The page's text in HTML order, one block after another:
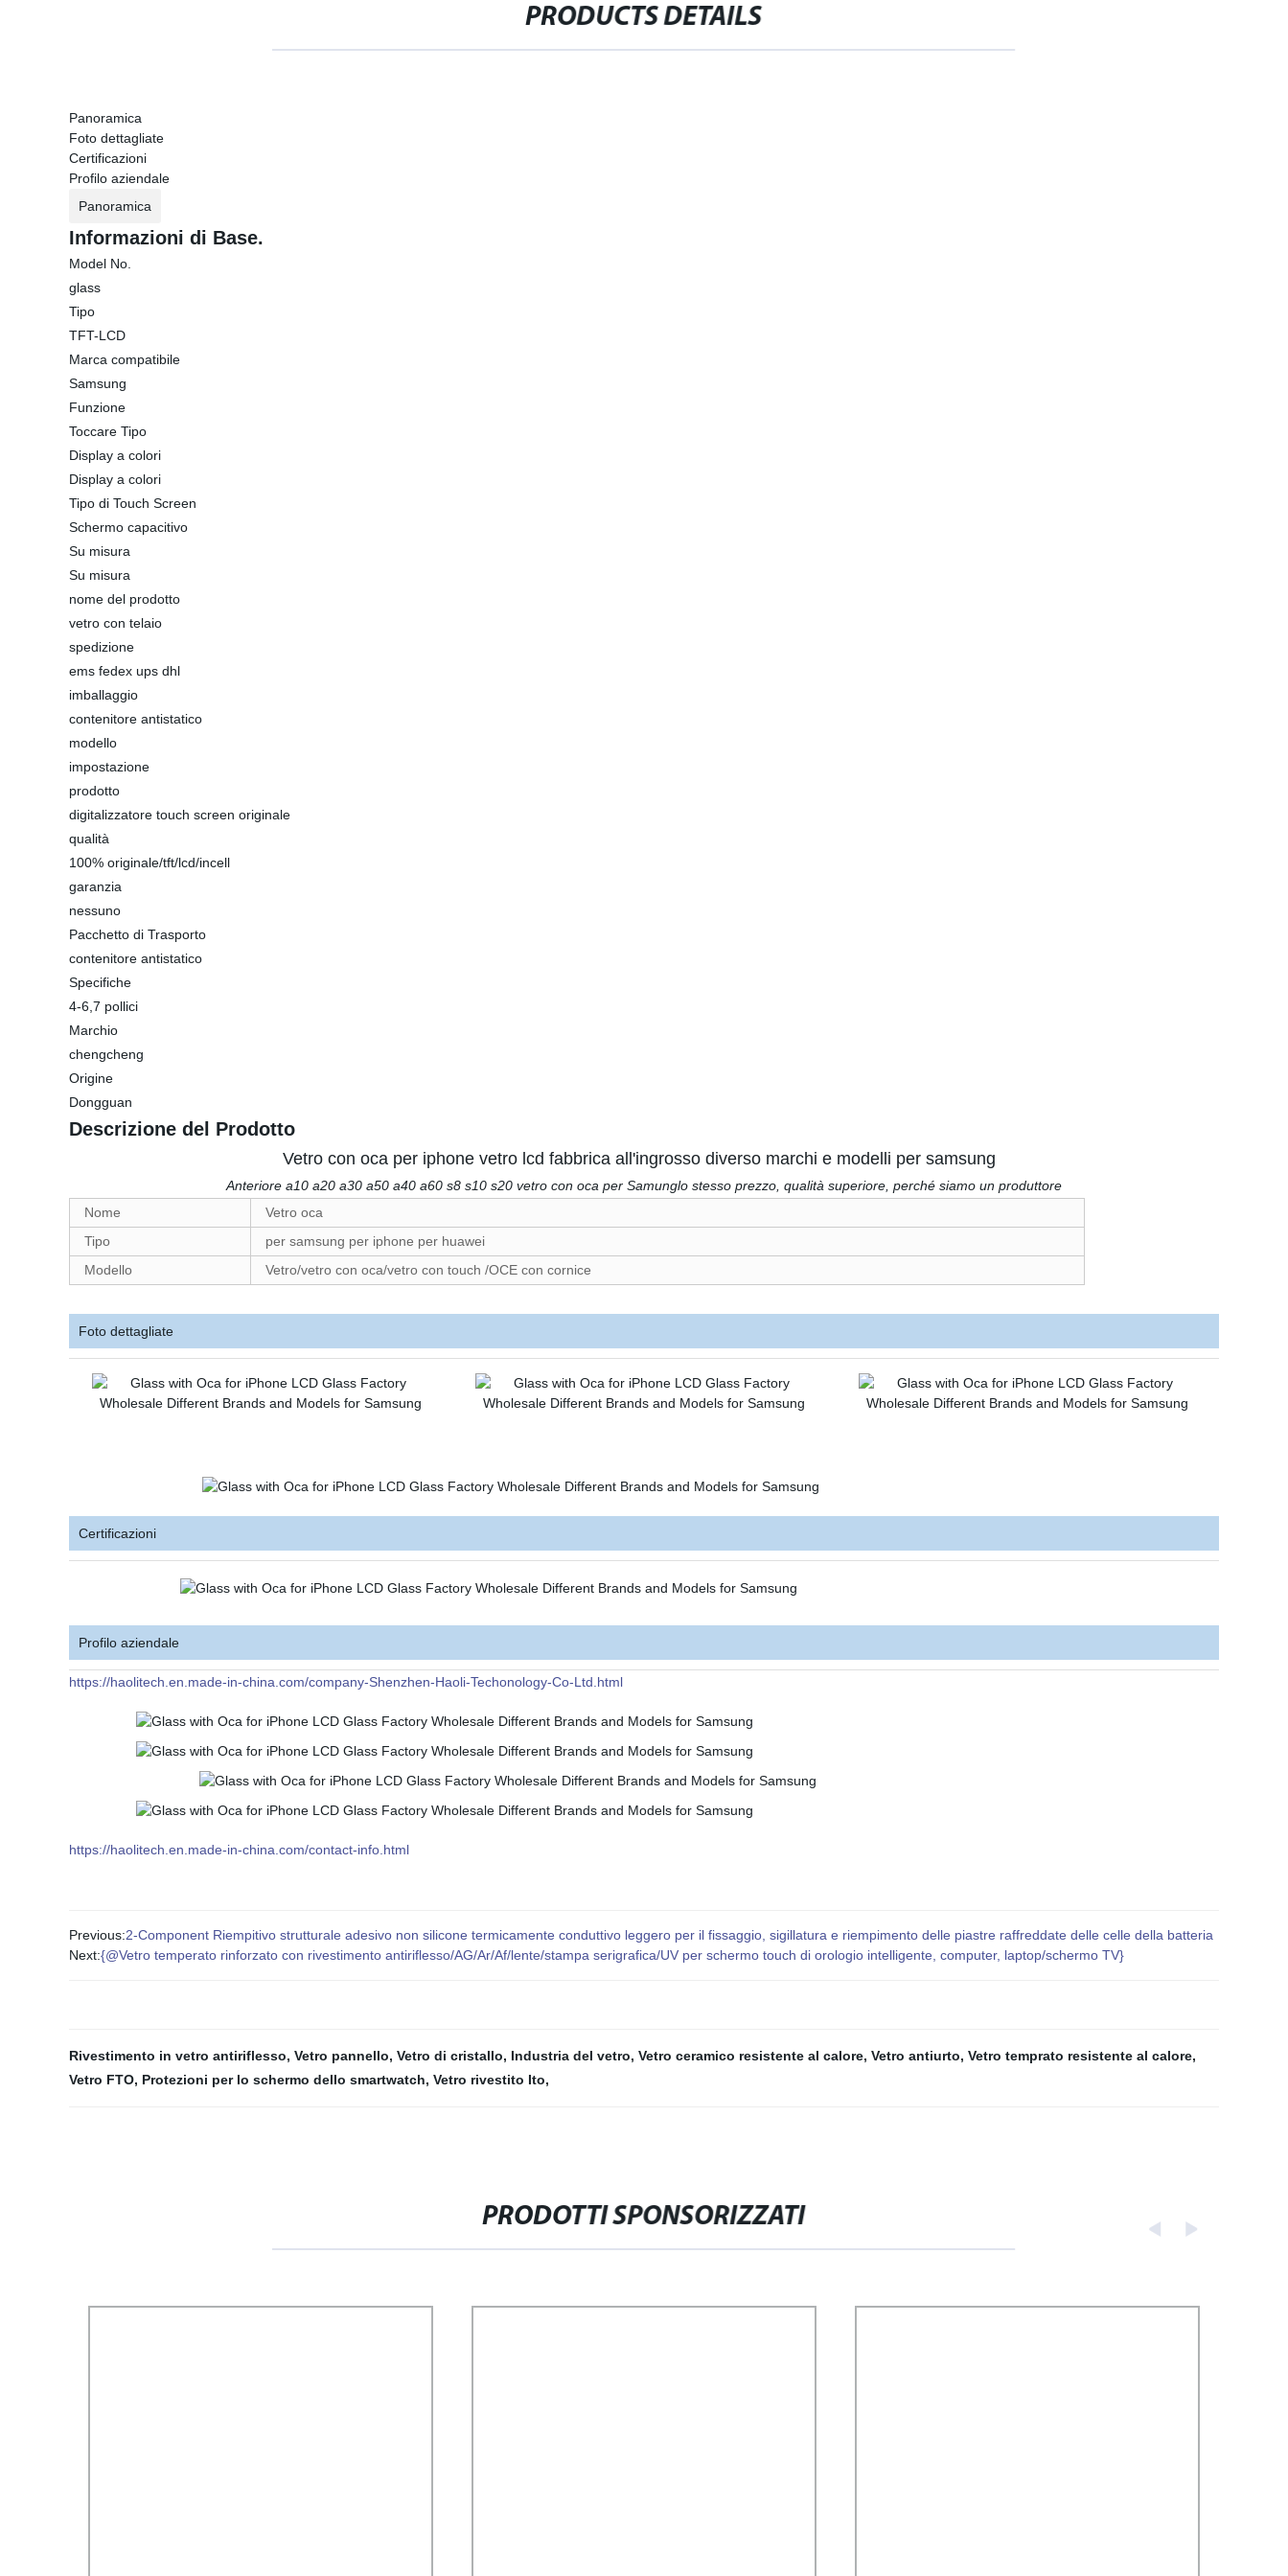
PRODUCTS DETAILS
Panoramica
Foto dettagliate
Certificazioni
Profilo aziendale
Panoramica
Informazioni di Base.
Model No.
glass
Tipo
TFT-LCD
Marca compatibile
Samsung
Funzione
Toccare Tipo
Display a colori
Display a colori
Tipo di Touch Screen
Schermo capacitivo
Su misura
Su misura
nome del prodotto
vetro con telaio
spedizione
ems fedex ups dhl
imballaggio
contenitore antistatico
modello
impostazione
prodotto
digitalizzatore touch screen originale
qualità
100% originale/tft/lcd/incell
garanzia
nessuno
Pacchetto di Trasporto
contenitore antistatico
Specifiche
4-6,7 pollici
Marchio
chengcheng
Origine
Dongguan
Descrizione del Prodotto
Vetro con oca per iphone vetro lcd fabbrica all'ingrosso diverso marchi e modelli per samsung
Anteriore a10 a20 a30 a50 a40 a60 s8 s10 s20 vetro con oca per Samunglo stesso prezzo, qualità superiore, perché siamo un produttore
Nome
Vetro oca
Tipo
per samsung per iphone per huawei
Modello
Vetro/vetro con oca/vetro con touch /OCE con cornice
Foto dettagliate
Certificazioni
Profilo aziendale
https://haolitech.en.made-in-china.com/company-Shenzhen-Haoli-Techonology-Co-Ltd.html
https://haolitech.en.made-in-china.com/contact-info.html
Previous:2-Component Riempitivo strutturale adesivo non silicone termicamente conduttivo leggero per il fissaggio, sigillatura e riempimento delle piastre raffreddate delle celle della batteria
Next:{@Vetro temperato rinforzato con rivestimento antiriflesso/AG/Ar/Af/lente/stampa serigrafica/UV per schermo touch di orologio intelligente, computer, laptop/schermo TV}
Rivestimento in vetro antiriflesso, Vetro pannello, Vetro di cristallo, Industria del vetro, Vetro ceramico resistente al calore, Vetro antiurto, Vetro temprato resistente al calore,
Vetro FTO, Protezioni per lo schermo dello smartwatch, Vetro rivestito Ito,
PRODOTTI SPONSORIZZATI